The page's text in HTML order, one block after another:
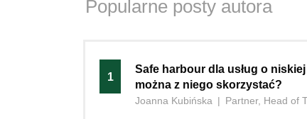
Popularne posty autora
1
Safe‍‌‍‍‌ harbour dla usług o
można z niego skorzystać?
Joanna Kubińska | Partner, Head of